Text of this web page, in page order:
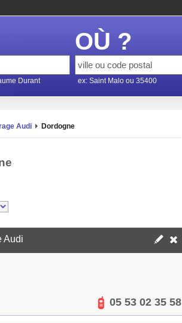
Durant
OÙ ?
ex: Saint Malo ou 35400
Audi Dordogne
Audi
05 53 02 35 58